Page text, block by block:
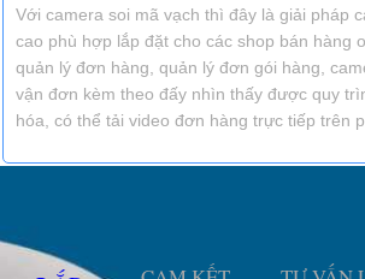
Với camera soi mã vạch thì đây là giải pháp
cao phù hợp lắp đặt cho các shop bán hàng
quản lý đơn hàng, quản lý đơn gói hàng,
vận đơn kèm theo đấy nhìn thấy được quy
hóa, có thể tải video đơn hàng trực tiếp trên